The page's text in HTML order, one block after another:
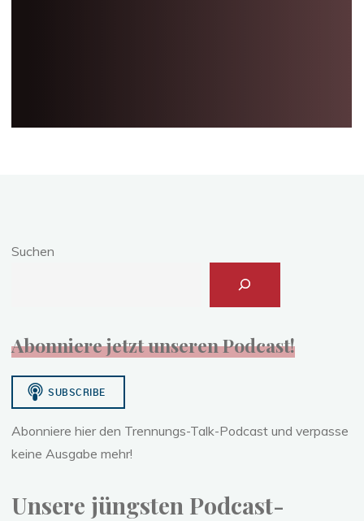
Suchen
Abonniere jetzt unseren Podcast!
Abonniere hier den Trennungs-Talk-Podcast und verpasse
keine Ausgabe mehr!
Unsere jüngsten Podcast-